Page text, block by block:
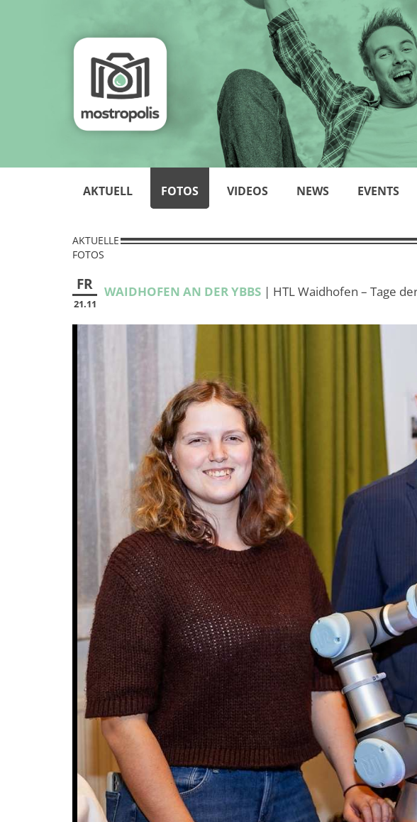
AKTUELL FOTOS VIDEOS NEWS EVENTS
AKTUELLE
FOTOS
FR
21.11
WAIDHOFEN AN DER YBBS | HTL Waidhofen – Tage